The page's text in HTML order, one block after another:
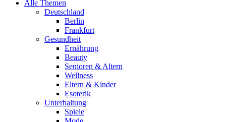
Alle Themen
Deutschland
Berlin
Frankfurt
Gesundheit
Ernährung
Beauty
Senioren & Altern
Wellness
Eltern & Kinder
Esoterik
Unterhaltung
Spiele